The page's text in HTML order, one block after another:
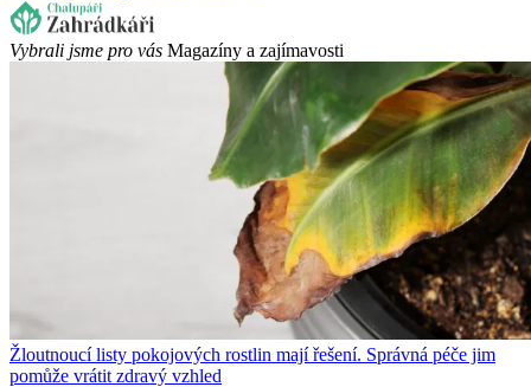
Vybrali jsme pro vás Magazíny a zajímavosti
Žloutnoucí listy pokojových rostlin mají řešení. Správná péče jim
pomůže vrátit zdravý vzhled